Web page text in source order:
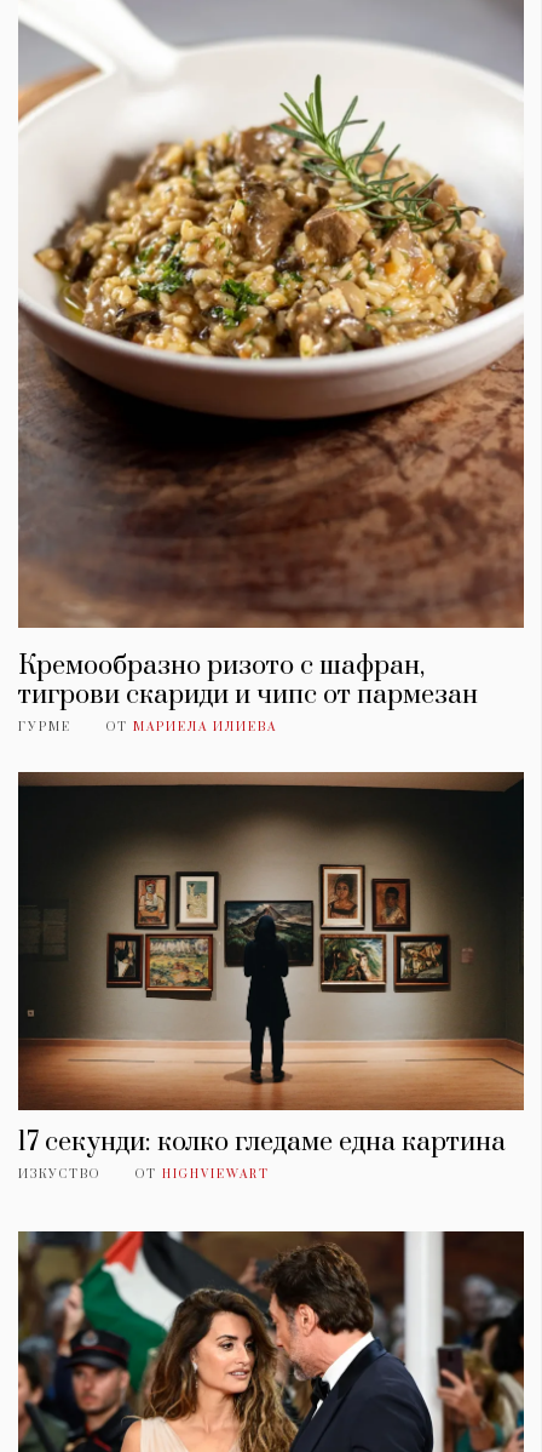
Кремообразно ризото с шафран,
тигрови скариди и чипс от пармезан
ГУРМЕ ОТ МАРИЕЛА ИЛИЕВА
17 секунди: колко гледаме една картина
ИЗКУСТВО ОТ HIGHVIEWART